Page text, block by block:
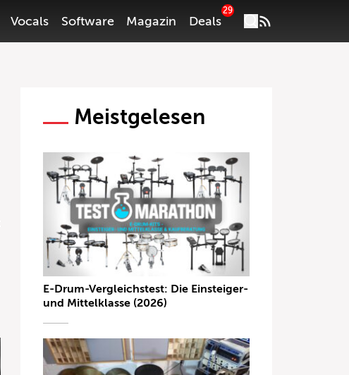
Vocals Software Magazin Deals
29
Meistgelesen
E-Drum-Vergleichstest: Die Einsteiger-
und Mittelklasse (2026)